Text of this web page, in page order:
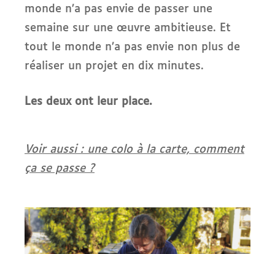
monde n’a pas envie de passer une
semaine sur une œuvre ambitieuse. Et
tout le monde n’a pas envie non plus de
réaliser un projet en dix minutes.
Les deux ont leur place.
Voir aussi : une colo à la carte, comment
ça se passe ?